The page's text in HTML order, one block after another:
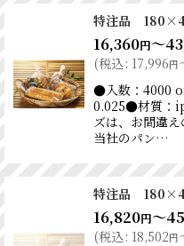
特注品
16,360円～
(税込: 17,996円
●入数：4000
0.025●材質：
ズは、お間違
当社のパン…
特注品
16,820円～
(税込: 18,502円